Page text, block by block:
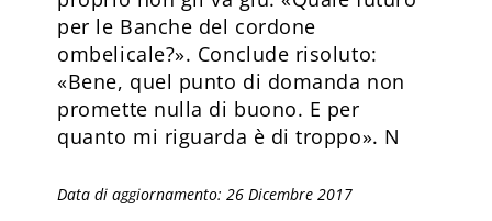
per le Banche del cordone
ombelicale?». Conclude risoluto:
«Bene, quel punto di domanda non
promette nulla di buono. E per
quanto mi riguarda è di troppo». N
Data di aggiornamento: 26 Dicembre 2017